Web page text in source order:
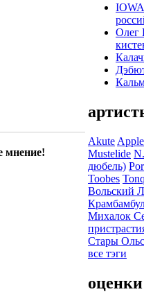
мнение!
IOWA
Олег
Akute
Mustelide
дюбель)
Toobes
Вольский
Михалок
Стары
все тэги
оценки